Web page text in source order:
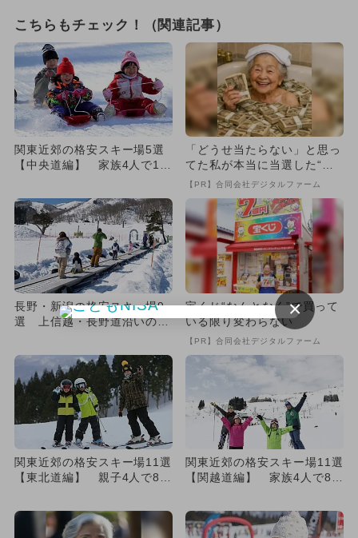
こちらもチェック！（関連記事）
関東近郊の格安スキー場5選
【中央道編】 家族4人で1万
「どうせ当たらない」と思っ
てた私が本当に当選した“買
い方”がこれ
【PR】合同会社デジタルファーム
長野・新潟の格安スキー場9
選 上信越・長野道沿いの施
宝くじ“なんとなく”で買って
いる限り変わらない
【PR】合同会社デジタルファーム
関東近郊の格安スキー場11選
【東北道編】 親子4人で80
関東近郊の格安スキー場11選
【関越道編】 家族4人で80
×